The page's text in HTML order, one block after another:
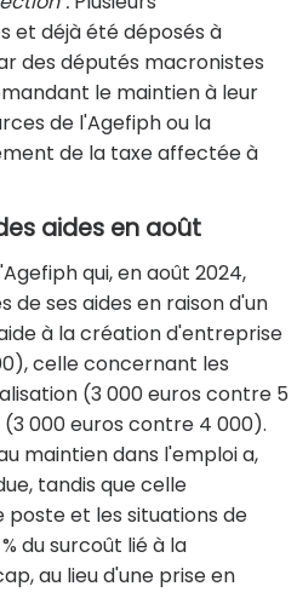
et déjà été déposés à
des députés macronistes
le maintien à leur
de l'Agefiph ou la
de la taxe affectée à
aides en août
qui, en août 2024,
de ses aides en raison d'un
à la création d'entreprise
celle concernant les
(3 000 euros contre 5
000 euros contre 4 000).
maintien dans l'emploi a,
tandis que celle
et les situations de
du surcoût lié à la
au lieu d'une prise en